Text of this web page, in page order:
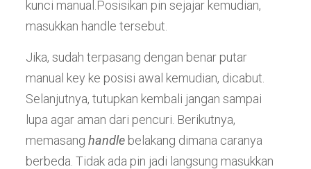
kunci manual.Posisikan pin sejajar kemudian,
masukkan handle tersebut.
Jika, sudah terpasang dengan benar putar
manual key ke posisi awal kemudian, dicabut.
Selanjutnya, tutupkan kembali jangan sampai
lupa agar aman dari pencuri. Berikutnya,
memasang handlebelakang dimana caranya
berbeda. Tidak ada pin jadi langsung masukkan